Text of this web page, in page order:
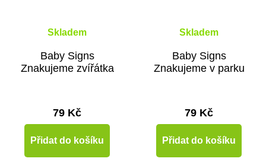
Skladem
Baby Signs
Znakujeme zvířátka
79 Kč
Přidat do košíku
Skladem
Baby Signs
Znakujeme v parku
79 Kč
Přidat do košíku